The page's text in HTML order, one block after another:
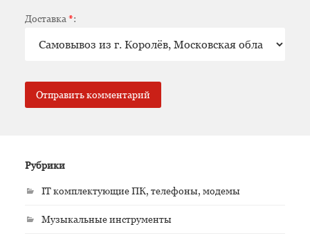
Доставка *:
Рубрики
IT комплектующие ПК, телефоны, модемы
Музыкальные инструменты